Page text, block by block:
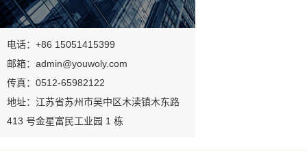
电话：+86 15051415399
邮箱：admin@youwoly.com
传真：0512-65982122
地址：江苏省苏州市吴中区木渎镇木东路
413 号金星富民工业园 1 栋